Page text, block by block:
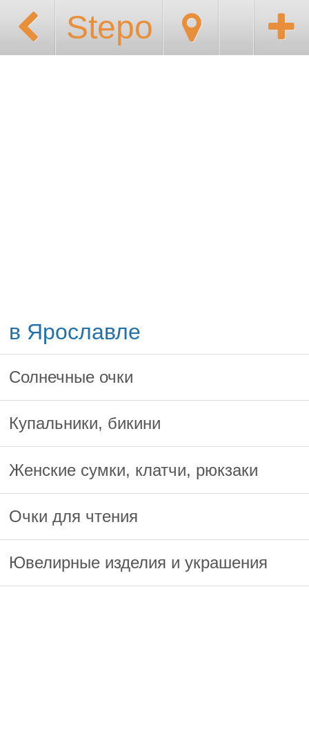
Stepo
в Ярославле
Солнечные очки
Купальники, бикини
Женские сумки, клатчи, рюкзаки
Очки для чтения
Ювелирные изделия и украшения